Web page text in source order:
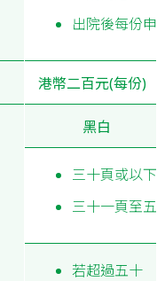
出院後每份申
港幣二百元(每份)
黑白
三十頁或以下
三十一頁至五
若超過五十